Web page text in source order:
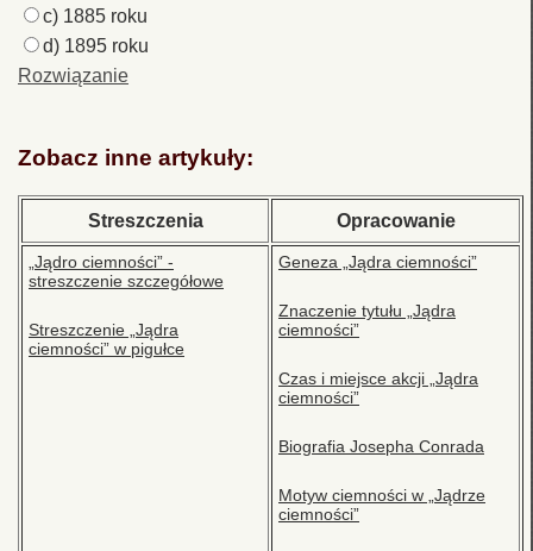
c) 1885 roku
d) 1895 roku
Rozwiązanie
Zobacz inne artykuły:
Streszczenia Opracowanie
„Jądro ciemności” -
streszczenie szczegółowe
Streszczenie „Jądra
ciemności” w pigułce
Geneza „Jądra ciemności”
Znaczenie tytułu „Jądra
ciemności”
Czas i miejsce akcji „Jądra
ciemności”
Biografia Josepha Conrada
Motyw ciemności w „Jądrze
ciemności”